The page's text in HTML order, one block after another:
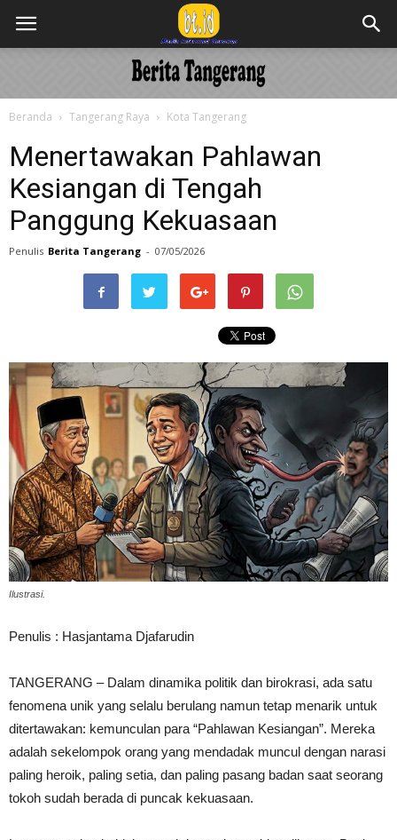
Beranda Tangerang Raya Kota Tangerang
Menertawakan Pahlawan
Kesiangan di Tengah
Panggung Kekuasaan
Penulis Berita Tangerang - 07/05/2026
Ilustrasi.
​Penulis : Hasjantama Djafarudin
​TANGERANG – Dalam dinamika politik dan birokrasi, ada satu
fenomena unik yang selalu berulang namun tetap menarik untuk
ditertawakan: kemunculan para “Pahlawan Kesiangan”. Mereka
adalah sekelompok orang yang mendadak muncul dengan narasi
paling heroik, paling setia, dan paling pasang badan saat seorang
tokoh sudah berada di puncak kekuasaan.